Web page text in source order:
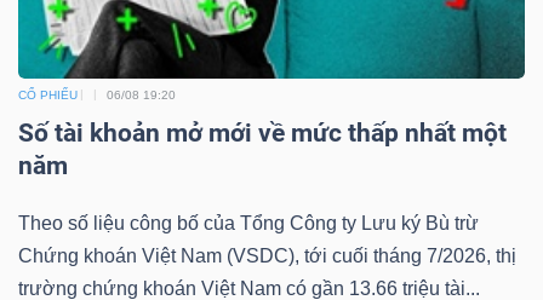
CỔ PHIẾU 06/08 19:20
Số tài khoản mở mới về mức thấp nhất một
năm
Theo số liệu công bố của Tổng Công ty Lưu ký Bù trừ
Chứng khoán Việt Nam (VSDC), tới cuối tháng 7/2026, thị
trường chứng khoán Việt Nam có gần 13.66 triệu tài...